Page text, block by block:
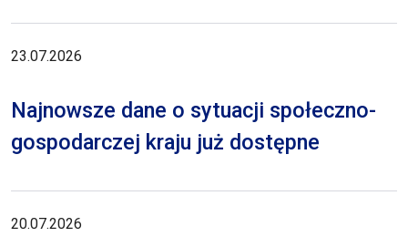
23.07.2026
Najnowsze dane o sytuacji społeczno-
gospodarczej kraju już dostępne
20.07.2026